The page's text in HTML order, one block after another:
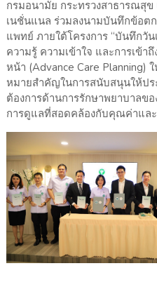
กรมอนามัย กระทรวงสาธารณสุข
เนชั่นแนล ร่วมลงนามบันทึกข้อต
แพทย์ ภายใต้โครงการ “บันทึกวัน
ความรู้ ความเข้าใจ และการเข้า
หน้า (Advance Care Planning)
หมายสำคัญในการสนับสนุนให้ป
ต้องการด้านการรักษาพยาบาลข
การดูแลที่สอดคล้องกับคุณค่าแล